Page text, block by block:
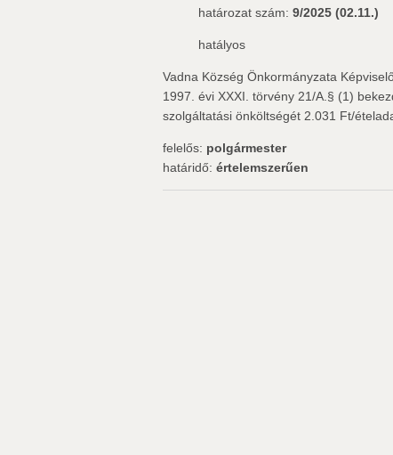
határozat szám: 9/2025 (02.11.)
hatályos
Vadna Község Önkormányzata
1997. évi XXXI. törvény 21/A.§ (1)
szolgáltatási önköltségét 2.031 Ft/
felelős: polgármester
határidő: értelemszerűen